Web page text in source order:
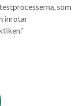
som
inrotar